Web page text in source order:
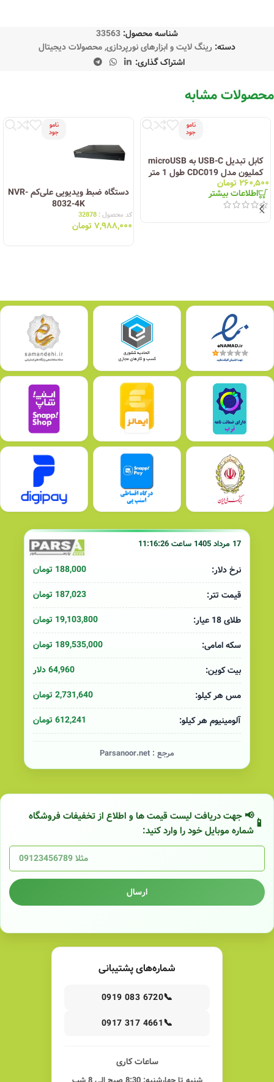
شناسه محصول: 33563
دسته: رینگ لایت و ابزارهای نورپردازی,محصولات دیجیتال
اشتراک گذاری:
محصولات مشابه
نامو
جود
کابل تبدیل USB-C به microUSB
کملیون مدل CDC019 طول 1 متر
۲۶۰,۵۰۰ تومان
اطلاعات بیشتر
نامو
جود
دستگاه ضبط ویدیویی علی‌کم NVR-
8032-4K
کد محصول : 32878
۷,۹۸۸,۰۰۰تومان
17 مرداد 1405 ساعت 11:16:26
نرخ دلار:
188,000 تومان
قیمت تتر:
187,023 تومان
طلای 18 عیار:
19,103,800 تومان
سکه امامی:
189,535,000 تومان
بیت کوین:
64,960 دلار
مس هر کیلو:
2,731,640 تومان
آلومینیوم هر کیلو:
612,241 تومان
مرجع : Parsanoor.net
📢 جهت دریافت لیست قیمت ها و اطلاع از تخفیفات فروشگاه
شماره موبایل خود را وارد کنید:
ارسال
شماره‌های پشتیبانی
📞
0919 083 6720
📞
0917 317 4661
ساعات کاری